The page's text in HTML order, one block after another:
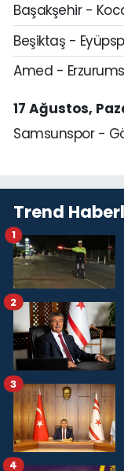
Başakşehir -
Beşiktaş -
Amed -
17 Ağustos,
Samsunspor -
Trend
1
2
3
4